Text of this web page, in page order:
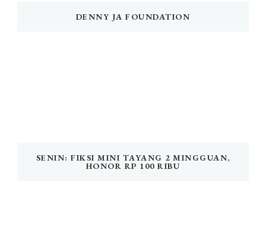
DENNY JA FOUNDATION
SENIN: FIKSI MINI TAYANG 2 MINGGUAN,
HONOR RP 100 RIBU